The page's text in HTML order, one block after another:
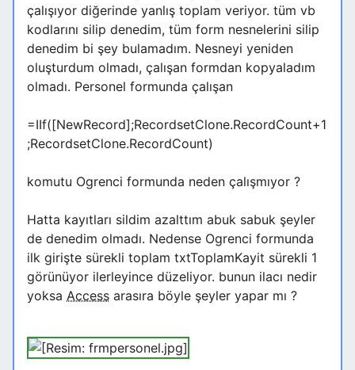
çalışıyor diğerinde yanlış toplam veriyor. tüm vb
kodlarını silip denedim, tüm form nesnelerini silip
denedim bi şey bulamadım. Nesneyi yeniden
oluşturdum olmadı, çalışan formdan kopyaladım
olmadı. Personel formunda çalışan
=IIf([NewRecord];RecordsetClone.RecordCount+1
;RecordsetClone.RecordCount)
komutu Ogrenci formunda neden çalışmıyor ?
Hatta kayıtları sildim azalttım abuk sabuk şeyler
de denedim olmadı. Nedense Ogrenci formunda
ilk girişte sürekli toplam txtToplamKayit sürekli 1
görünüyor ilerleyince düzeliyor. bunun ilacı nedir
yoksa Access arasıra böyle şeyler yapar mı ?